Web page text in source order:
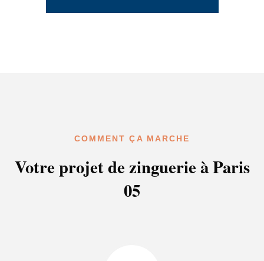
COMMENT ÇA MARCHE
Votre projet de zinguerie à Paris
05